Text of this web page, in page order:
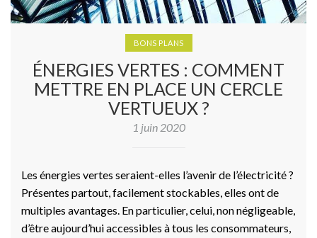
BONS PLANS
ÉNERGIES VERTES : COMMENT
METTRE EN PLACE UN CERCLE
VERTUEUX ?
1 juin 2020
Les énergies vertes seraient-elles l’avenir de l’électricité ?
Présentes partout, facilement stockables, elles ont de
multiples avantages. En particulier, celui, non négligeable,
d’être aujourd’hui accessibles à tous les consommateurs,